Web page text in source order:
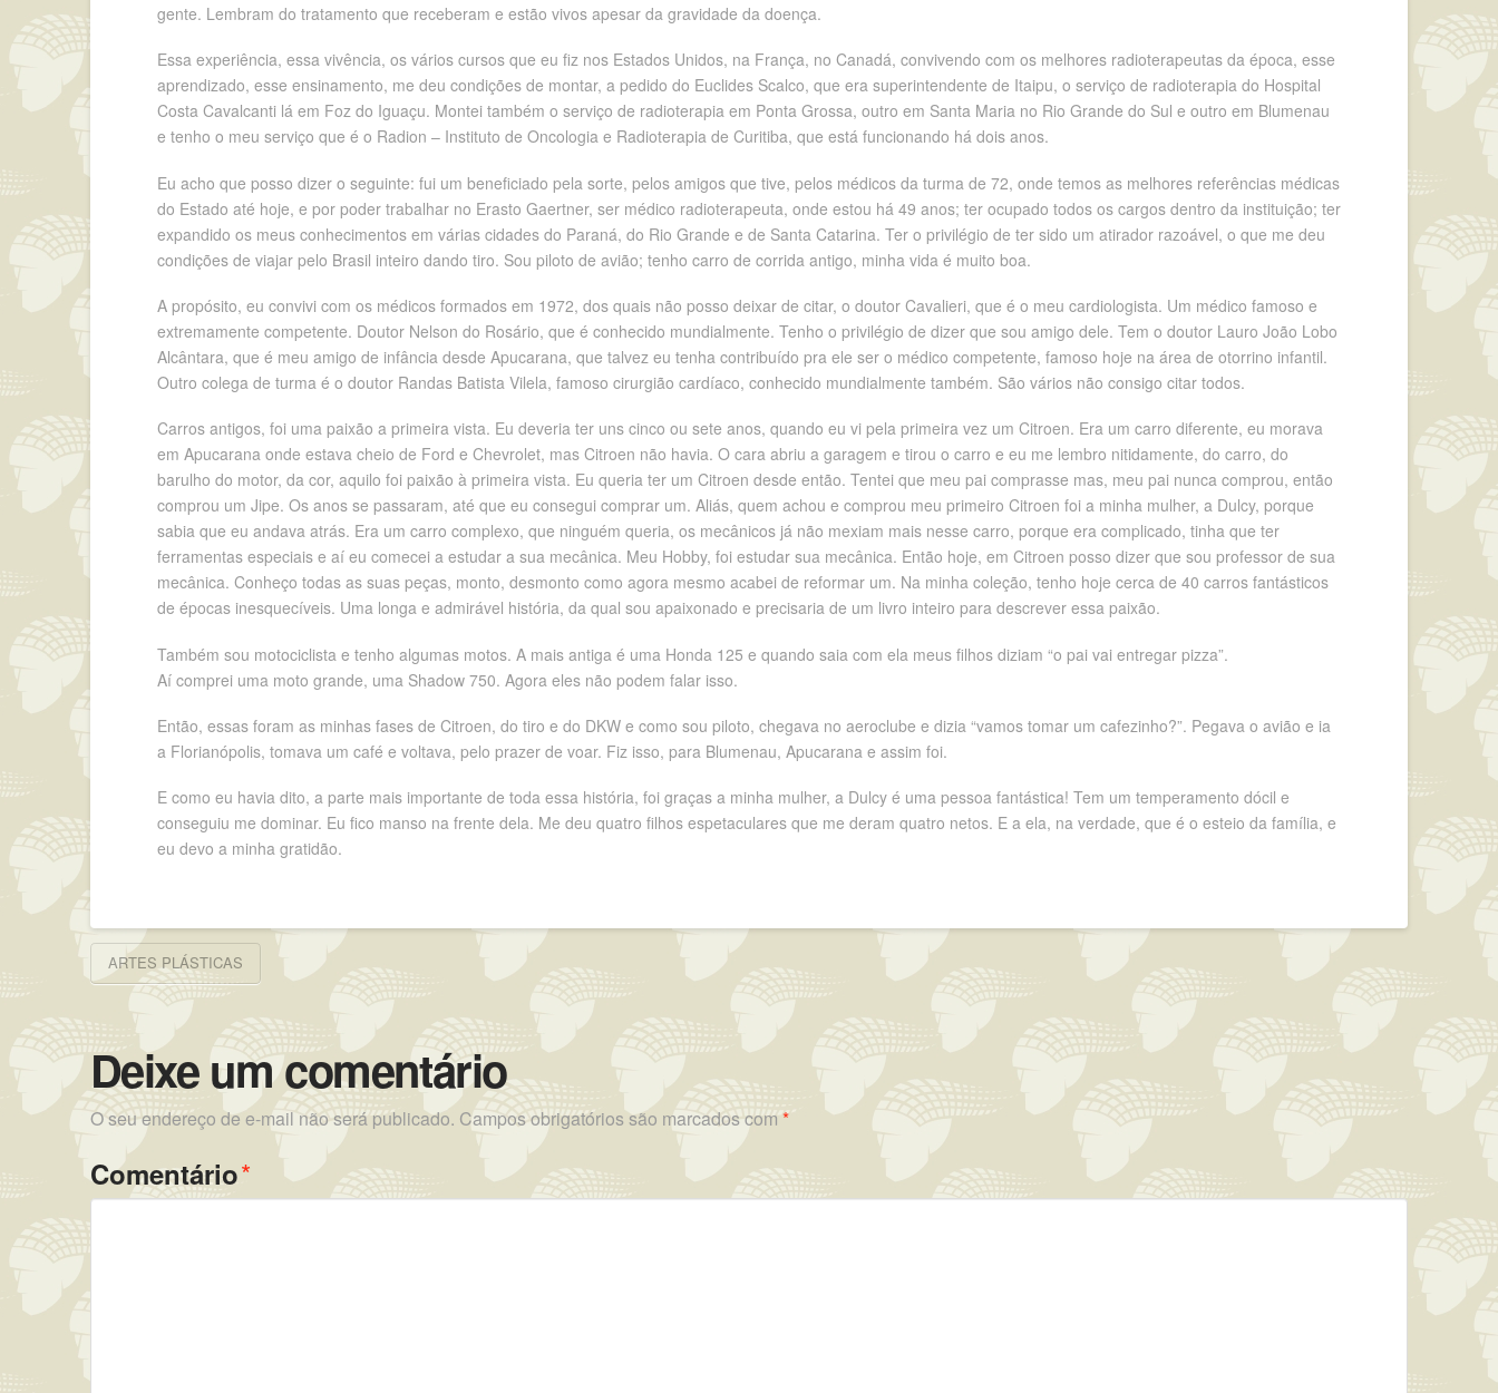
gente. Lembram do tratamento que receberam e estão vivos apesar da gravidade da doença.
Essa experiência, essa vivência, os vários cursos que eu fiz nos Estados Unidos, na França, no Canadá, convivendo com os melhores radioterapeutas da época, esse
aprendizado, esse ensinamento, me deu condições de montar, a pedido do Euclides Scalco, que era superintendente de Itaipu, o serviço de radioterapia do Hospital
Costa Cavalcanti lá em Foz do Iguaçu. Montei também o serviço de radioterapia em Ponta Grossa, outro em Santa Maria no Rio Grande do Sul e outro em Blumenau
e tenho o meu serviço que é o Radion – Instituto de Oncologia e Radioterapia de Curitiba, que está funcionando há dois anos.
Eu acho que posso dizer o seguinte: fui um beneficiado pela sorte, pelos amigos que tive, pelos médicos da turma de 72, onde temos as melhores referências médicas
do Estado até hoje, e por poder trabalhar no Erasto Gaertner, ser médico radioterapeuta, onde estou há 49 anos; ter ocupado todos os cargos dentro da instituição; ter
expandido os meus conhecimentos em várias cidades do Paraná, do Rio Grande e de Santa Catarina. Ter o privilégio de ter sido um atirador razoável, o que me deu
condições de viajar pelo Brasil inteiro dando tiro. Sou piloto de avião; tenho carro de corrida antigo, minha vida é muito boa.
A propósito, eu convivi com os médicos formados em 1972, dos quais não posso deixar de citar, o doutor Cavalieri, que é o meu cardiologista. Um médico famoso e
extremamente competente. Doutor Nelson do Rosário, que é conhecido mundialmente. Tenho o privilégio de dizer que sou amigo dele. Tem o doutor Lauro João Lobo
Alcântara, que é meu amigo de infância desde Apucarana, que talvez eu tenha contribuído pra ele ser o médico competente, famoso hoje na área de otorrino infantil.
Outro colega de turma é o doutor Randas Batista Vilela, famoso cirurgião cardíaco, conhecido mundialmente também. São vários não consigo citar todos.
Carros antigos, foi uma paixão a primeira vista. Eu deveria ter uns cinco ou sete anos, quando eu vi pela primeira vez um Citroen. Era um carro diferente, eu morava
em Apucarana onde estava cheio de Ford e Chevrolet, mas Citroen não havia. O cara abriu a garagem e tirou o carro e eu me lembro nitidamente, do carro, do
barulho do motor, da cor, aquilo foi paixão à primeira vista. Eu queria ter um Citroen desde então. Tentei que meu pai comprasse mas, meu pai nunca comprou, então
comprou um Jipe. Os anos se passaram, até que eu consegui comprar um. Aliás, quem achou e comprou meu primeiro Citroen foi a minha mulher, a Dulcy, porque
sabia que eu andava atrás. Era um carro complexo, que ninguém queria, os mecânicos já não mexiam mais nesse carro, porque era complicado, tinha que ter
ferramentas especiais e aí eu comecei a estudar a sua mecânica. Meu Hobby, foi estudar sua mecânica. Então hoje, em Citroen posso dizer que sou professor de sua
mecânica. Conheço todas as suas peças, monto, desmonto como agora mesmo acabei de reformar um. Na minha coleção, tenho hoje cerca de 40 carros fantásticos
de épocas inesquecíveis. Uma longa e admirável história, da qual sou apaixonado e precisaria de um livro inteiro para descrever essa paixão.
Também sou motociclista e tenho algumas motos. A mais antiga é uma Honda 125 e quando saia com ela meus filhos diziam “o pai vai entregar pizza”.
Aí comprei uma moto grande, uma Shadow 750. Agora eles não podem falar isso.
Então, essas foram as minhas fases de Citroen, do tiro e do DKW e como sou piloto, chegava no aeroclube e dizia “vamos tomar um cafezinho?”. Pegava o avião e ia
a Florianópolis, tomava um café e voltava, pelo prazer de voar. Fiz isso, para Blumenau, Apucarana e assim foi.
E como eu havia dito, a parte mais importante de toda essa história, foi graças a minha mulher, a Dulcy é uma pessoa fantástica! Tem um temperamento dócil e
conseguiu me dominar. Eu fico manso na frente dela. Me deu quatro filhos espetaculares que me deram quatro netos. E a ela, na verdade, que é o esteio da família, e
eu devo a minha gratidão.
ARTES PLÁSTICAS
Deixe um comentário
O seu endereço de e-mail não será publicado. Campos obrigatórios são marcados com*
Comentário*